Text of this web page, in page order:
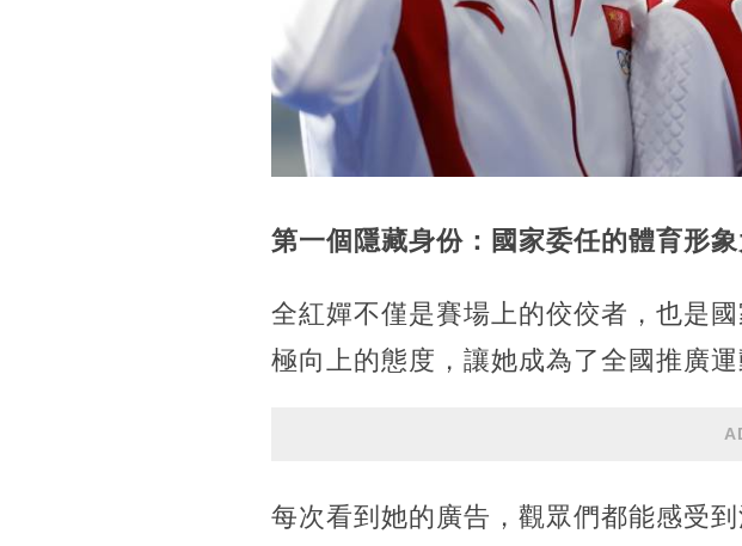
第一個隱藏身份：國家委任的體育形
全紅嬋不僅是賽場上的佼佼者，也是
極向上的態度，讓她成為了全國推廣
每次看到她的廣告，觀眾們都能感受